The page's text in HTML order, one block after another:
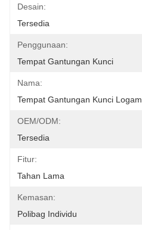
Desain:
Tersedia
Penggunaan:
Tempat Gantungan Kunci
Nama:
Tempat Gantungan Kunci Logam
OEM/ODM:
Tersedia
Fitur:
Tahan Lama
Kemasan:
Polibag Individu